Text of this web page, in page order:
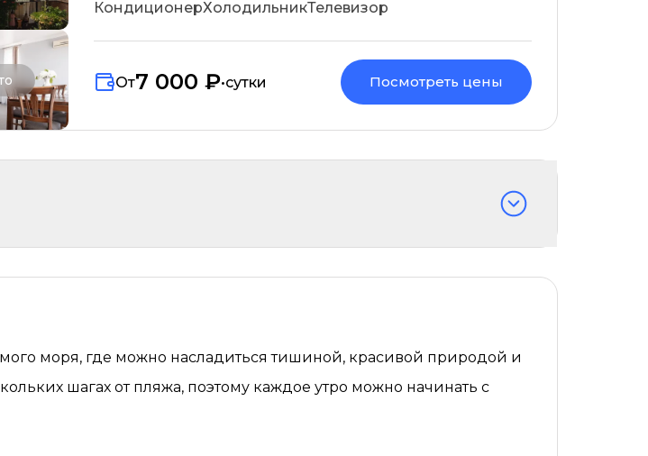
КондиционерХолодильникТелевизор
От7 000 ₽•сутки Посмотреть цены
моря, где можно насладиться тишиной, красивой природой и
шагах от пляжа, поэтому каждое утро можно начинать с